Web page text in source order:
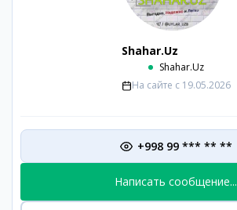
Shahar.Uz
Shahar.Uz
На сайте с 19.05.2026
+998 99 *** ** **
Написать сообщение...